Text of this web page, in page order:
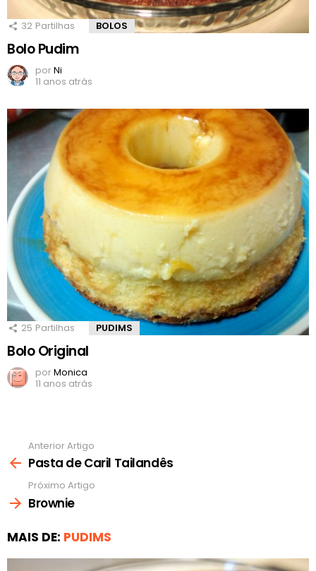
32 Partilhas BOLOS
Bolo Pudim
porNi
11 anos atrás
25 Partilhas PUDIMS
Bolo Original
porMonica
11 anos atrás
mais
Anterior Artigo
Pasta de Caril Tailandês
Próximo Artigo
Brownie
MAIS DE: PUDIMS